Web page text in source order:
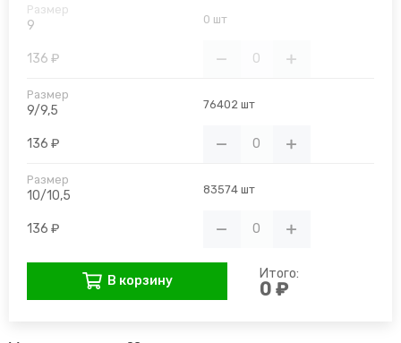
9 0 шт
136 ₽
9/9,5 76402 шт
136 ₽
10/10,5 83574 шт
136 ₽
В корзину Итого:
0 ₽